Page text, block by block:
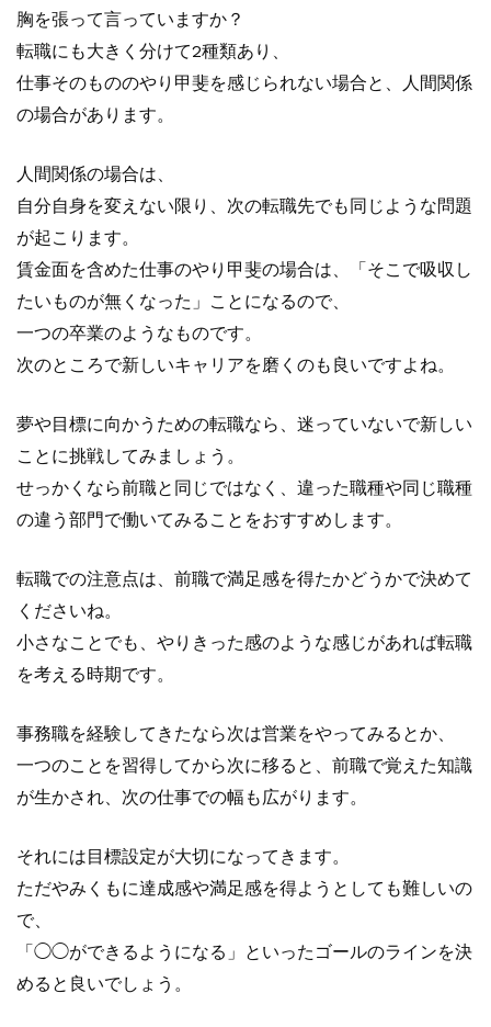
胸を張って言っていますか？
転職にも大きく分けて2種類あり、
仕事そのもののやり甲斐を感じられない場合と、人間関係
の場合があります。
人間関係の場合は、
自分自身を変えない限り、次の転職先でも同じような問題
が起こります。
賃金面を含めた仕事のやり甲斐の場合は、「そこで吸収し
たいものが無くなった」ことになるので、
一つの卒業のようなものです。
次のところで新しいキャリアを磨くのも良いですよね。
夢や目標に向かうための転職なら、迷っていないで新しい
ことに挑戦してみましょう。
せっかくなら前職と同じではなく、違った職種や同じ職種
の違う部門で働いてみることをおすすめします。
転職での注意点は、前職で満足感を得たかどうかで決めて
くださいね。
小さなことでも、やりきった感のような感じがあれば転職
を考える時期です。
事務職を経験してきたなら次は営業をやってみるとか、
一つのことを習得してから次に移ると、前職で覚えた知識
が生かされ、次の仕事での幅も広がります。
それには目標設定が大切になってきます。
ただやみくもに達成感や満足感を得ようとしても難しいの
で、
「◯◯ができるようになる」といったゴールのラインを決
めると良いでしょう。